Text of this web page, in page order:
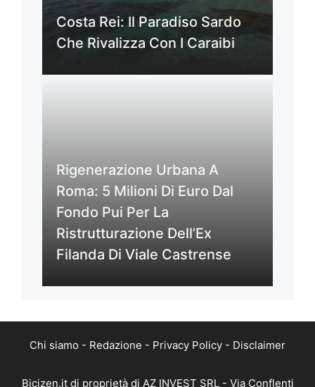
Costa Rei: Il Paradiso Sardo
Che Rivalizza Con I Caraibi
Rigenerazione Urbana A
Roma: 5 Milioni Di Euro Dal
Fondo Pui Per La
Ristrutturazione Dell’Ex
Filanda Di Viale Castrense
Chi siamo - Redazione - Privacy Policy - Disclaimer
Bicizen.it di proprietà di AZ INVEST SRL - Via Conflenti